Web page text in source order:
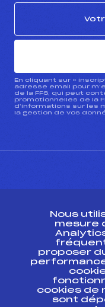
En cliquant sur «
adresse email pour
de la FFS, qui peut
promotionnelles de la
d’informations sur les
la gestion de vos
Ressources
Pass’Neige
Projet sportif
Projet de
Antidopage
Nous
mesure
proposer
cookies de
sont